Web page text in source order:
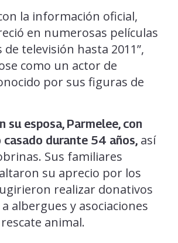
la información oficial,
en numerosas películas
televisión hasta 2011”,
como un actor de
por sus figuras de
su esposa, Parmelee, con
casado durante 54 años,así
Sus familiares
su aprecio por los
realizar donativos
albergues y asociaciones
animal.